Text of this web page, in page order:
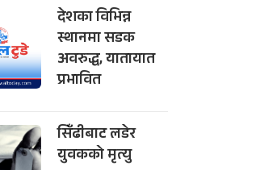
देशका विभिन्न
स्थानमा सडक
अवरुद्ध, यातायात
प्रभावित
सिँढीबाट लडेर
युवकको मृत्यु